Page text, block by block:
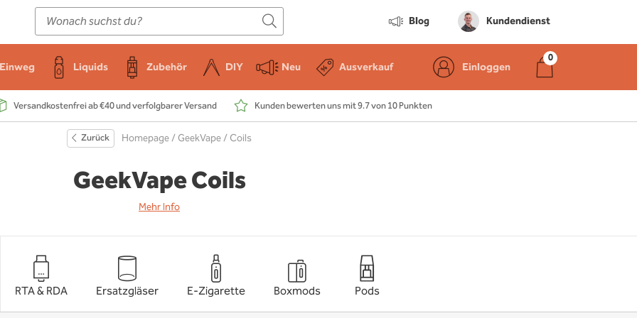
Blog Kundendienst
Einweg Liquids Zubehör DIY Neu Ausverkauf Einloggen
Versandkostenfrei ab €40 und verfolgbarer Versand Kunden bewerten uns mit 9.7 von 10 Punkten
E-Zigarette
Einweg
Liquids
Zubehör
DIY
Zurück Homepage/GeekVape/ Coils
GeekVape Coils
Mehr Info
RTA & RDA Ersatzgläser E-Zigarette Boxmods Pods